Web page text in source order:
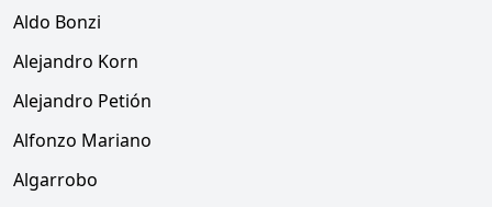
Aldo Bonzi
Alejandro Korn
Alejandro Petión
Alfonzo Mariano
Algarrobo